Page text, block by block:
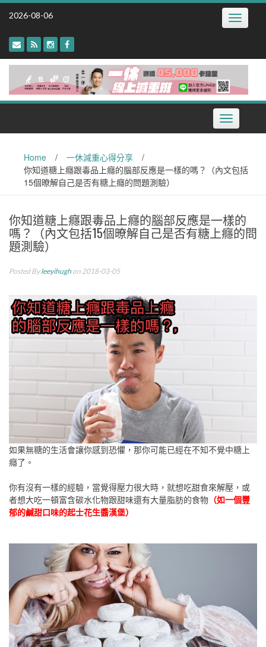
Skip
2026-08-06 Toggle
Toggle
navigation
Home / 一休減重心得分享
/
你知道糖上癮跟毒品上癮的腦部反應是一樣的嗎？（內文包括
15個暸解自己是否有糖上癮的問題測驗）
你知道糖上癮跟毒品上癮的腦部反應是一樣的
嗎？（內文包括15個暸解自己是否有糖上癮的問
題測驗）
Posted Byleeyihugh on 2018-03-05
如果無糖的生活會讓你感到恐懼，那你可能已經在不知不覺中糖上
癮了。
你有沒有一樣的經驗，當覺得壓力很大時，就想吃甜食來解壓，或
者想大吃一頓富含碳水化物跟甜味還有大量脂肪的食物 （如一個豐
郁的鹹甜口味的起士花生醬漢堡）